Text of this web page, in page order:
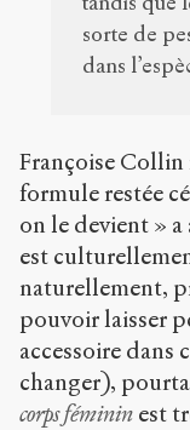
sorte de
dans
Françoise Collin
formule restée
on le devient »
est
naturellement,
pouvoir laisser
accessoire dans
changer),
corps féminin est